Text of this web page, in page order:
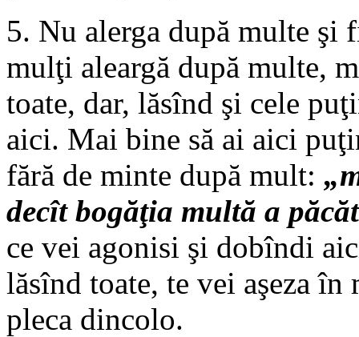
5. Nu alerga după multe
mulţi aleargă după multe,
toate, dar, lăsînd şi cele
aici. Mai bine să ai aici
fără de minte după mult:
decît bogăţia multă a
ce vei agonisi şi dobîndi
lăsînd toate, te vei aşeza
pleca dincolo.